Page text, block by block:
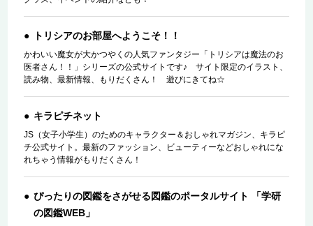
トリシアのお部屋へようこそ！！
かわいい魔女が大かつやくの人気ファンタジー「トリシアは魔法のお
医者さん！！」シリーズの公式サイトです♪ サイト限定のイラスト、
読み物、最新情報、もりだくさん！ 遊びにきてね☆
キラピチネット
JS（女子小学生）のためのキャラクター＆おしゃれマガジン、キラピ
チ公式サイト。最新のファッション、ビューティーなどおしゃれにな
れちゃう情報がもりだくさん！
ぴったりの図鑑をさがせる図鑑のポータルサイト 「学研
の図鑑WEB」